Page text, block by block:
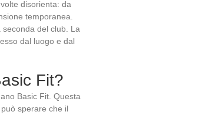
disorienta: da
temporanea.
del club. La
dal luogo e dal
Fit?
Basic Fit. Questa
sperare che il